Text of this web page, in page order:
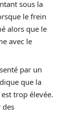
sous la
le frein
alors que le
avec le
par un
que la
trop élevée.
des